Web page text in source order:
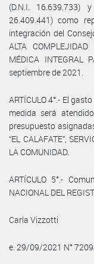
(D.N.I. 16.639.733)
26.409.441) como
integración del
ALTA COMPLEJIDAD
MÉDICA INTEGRAL
septiembre de 2021.
ARTÍCULO 4°.- El
medida será
presupuesto
“EL CALAFATE”,
LA COMUNIDAD.
ARTÍCULO 5°.-
NACIONAL DEL
Carla Vizzotti
e. 29/09/2021 N°